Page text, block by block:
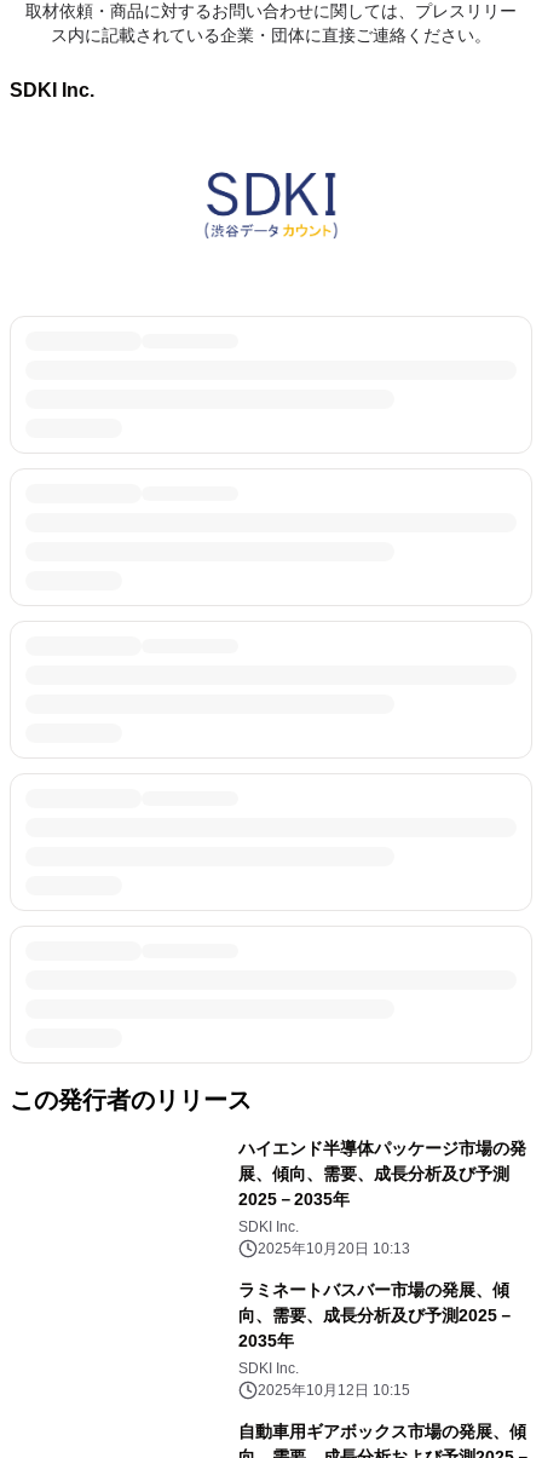
取材依頼・商品に対するお問い合わせに関しては、プレスリリー
ス内に記載されている企業・団体に直接ご連絡ください。
SDKI Inc.
この発行者のリリース
ハイエンド半導体パッケージ市場の発
展、傾向、需要、成長分析及び予測
2025－2035年
SDKI Inc.
2025年10月20日 10:13
ラミネートバスバー市場の発展、傾
向、需要、成長分析及び予測2025－
2035年
SDKI Inc.
2025年10月12日 10:15
自動車用ギアボックス市場の発展、傾